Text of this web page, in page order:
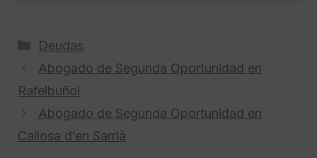
Categorías
Deudas
Abogado de Segunda Oportunidad en
Rafelbuñol
Abogado de Segunda Oportunidad en
Callosa d’en Sarrià